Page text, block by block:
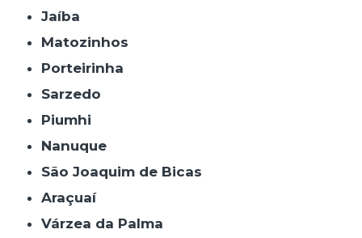
Jaíba
Matozinhos
Porteirinha
Sarzedo
Piumhi
Nanuque
São Joaquim de Bicas
Araçuaí
Várzea da Palma